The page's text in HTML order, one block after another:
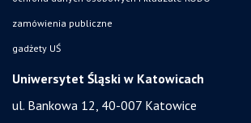
zamówienia publiczne
gadżety UŚ
Uniwersytet Śląski w Katowicach
ul. Bankowa 12, 40-007 Katowice